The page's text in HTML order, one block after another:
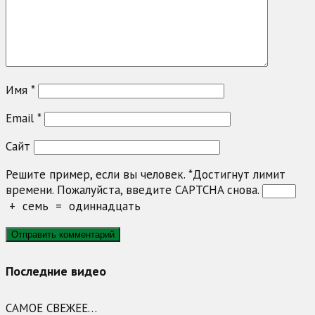
Имя *
Email *
Сайт
Решите пример, если вы человек. *Достигнут лимит
времени. Пожалуйста, введите CAPTCHA снова.
+ семь = одиннадцать
Последние видео
САМОЕ СВЕЖЕЕ…